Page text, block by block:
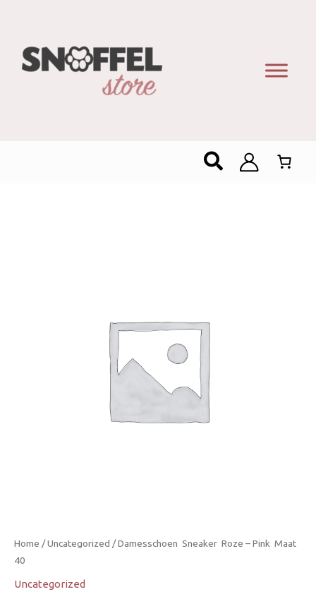
Zoeken
Home /Uncategorized / Damesschoen  Sneaker  Roze – Pink  Maat
40
Uncategorized